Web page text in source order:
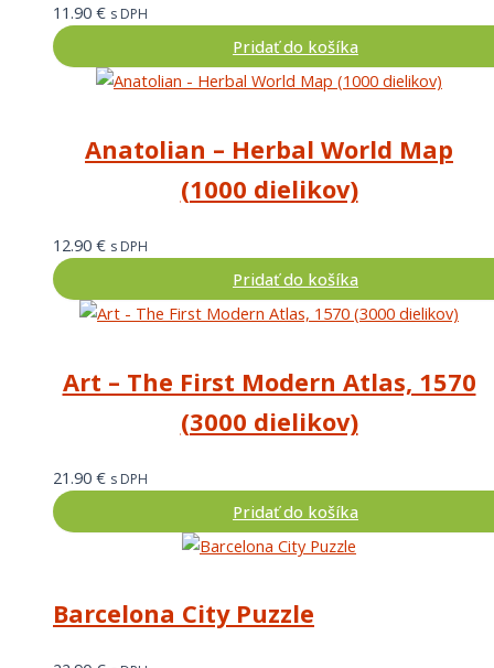
11.90 € s DPH
Pridať do košíka
Anatolian – Herbal World Map
(1000 dielikov)
12.90 € s DPH
Pridať do košíka
Art – The First Modern Atlas, 1570
(3000 dielikov)
21.90 € s DPH
Pridať do košíka
Barcelona City Puzzle